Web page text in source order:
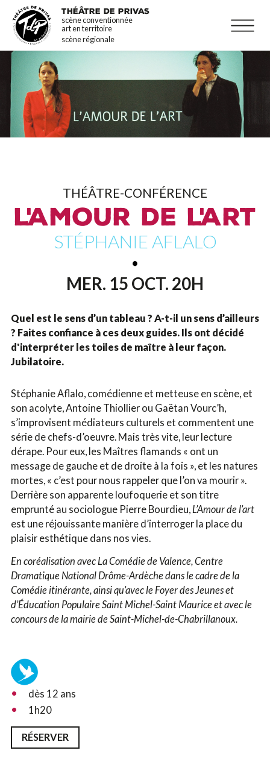
Aller
contenu
principal
THÉÂTRE DE PRIVAS
scène conventionnée
art en territoire
scène régionale
La programmation
Infos pratiques
THÉÂTRE-CONFÉRENCE
L'AMOUR DE L'ART
STÉPHANIE AFLALO
MER. 15 OCT. 20H
Quel est le sens d’un tableau ? A-t-il un sens d’ailleurs
? Faites confiance à ces deux guides. Ils ont décidé
d'interpréter les toiles de maître à leur façon.
Jubilatoire.
Stéphanie Aflalo, comédienne et metteuse en scène, et
son acolyte, Antoine Thiollier ou Gaëtan Vourc’h,
s’improvisent médiateurs culturels et commentent une
série de chefs-d’oeuvre. Mais très vite, leur lecture
dérape. Pour eux, les Maîtres flamands « ont un
message de gauche et de droite à la fois », et les natures
mortes, « c’est pour nous rappeler que l’on va mourir ».
Derrière son apparente loufoquerie et son titre
emprunté au sociologue Pierre Bourdieu, L’Amour de l’art
est une réjouissante manière d’interroger la place du
plaisir esthétique dans nos vies.
En coréalisation avec La Comédie de Valence, Centre
Dramatique National Drôme-Ardèche dans le cadre de la
Comédie itinérante, ainsi qu'avec le Foyer des Jeunes et
d’Éducation Populaire Saint Michel-Saint Maurice et avec le
concours de la mairie de Saint-Michel-de-Chabrillanoux.
dès 12 ans
1h20
RÉSERVER